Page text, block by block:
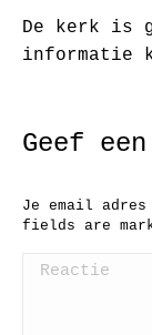
De kerk is
informatie
Geef
Je email
fields are
Reactie